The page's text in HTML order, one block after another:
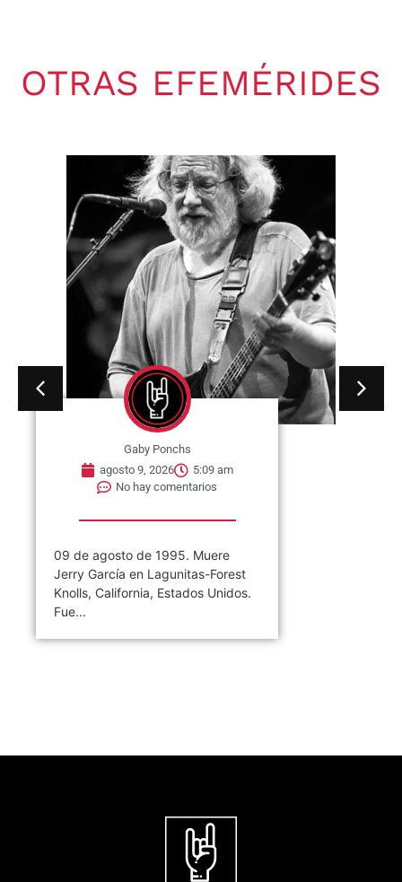
OTRAS EFEMÉRIDES
Gaby Ponchs
agosto 9, 2026
5:09 am
No hay comentarios
09 de agosto de 1995. Muere
Jerry García en Lagunitas-Forest
Knolls, California, Estados Unidos.
Fue...